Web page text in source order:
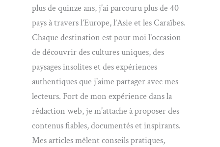
plus de quinze ans, j'ai parcouru plus de 40
pays à travers l’Europe, l’Asie et les Caraïbes.
Chaque destination est pour moi l’occasion
de découvrir des cultures uniques, des
paysages insolites et des expériences
authentiques que j'aime partager avec mes
lecteurs. Fort de mon expérience dans la
rédaction web, je m'attache à proposer des
contenus fiables, documentés et inspirants.
Mes articles mêlent conseils pratiques,